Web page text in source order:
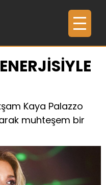
Kaya Palazzo
muhteşem bir